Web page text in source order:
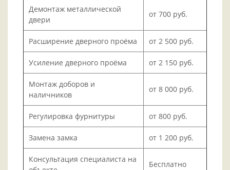
Демонтаж металлической
двери
от 700 руб.
Расширение дверного проёма от 2 500 руб.
Усиление дверного проёма от 2 150 руб.
Монтаж доборов и
наличников
от 8 000 руб.
Регулировка фурнитуры от 800 руб.
Замена замка от 1 200 руб.
Консультация специалиста на
Бесплатно